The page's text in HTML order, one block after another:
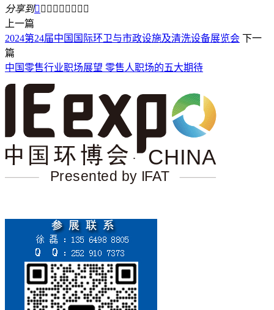
分享到        
上一篇
2024第24届中国国际环卫与市政设施及清洗设备展览会 下一
篇
中国零售行业职场展望 零售人职场的五大期待